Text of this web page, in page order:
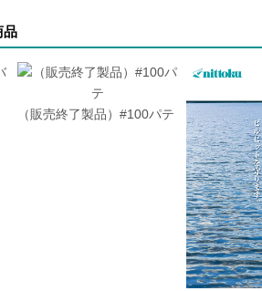
品
（販売終了製品）#100パテ